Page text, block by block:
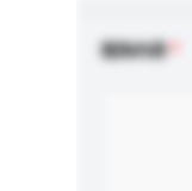
查詢內容